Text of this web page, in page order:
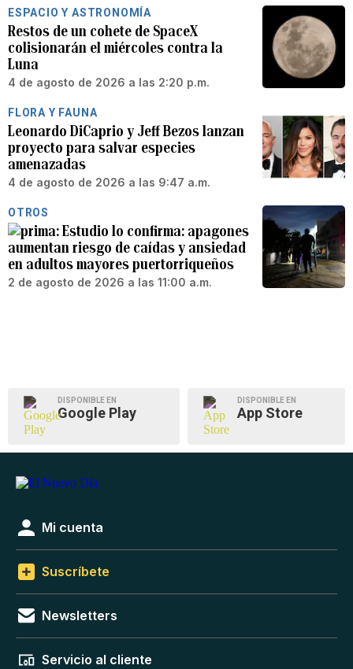
ESPACIO Y ASTRONOMÍA
Restos de un cohete de SpaceX
colisionarán el miércoles contra la
Luna
4 de agosto de 2026 a las 2:20 p.m.
FLORA Y FAUNA
Leonardo DiCaprio y Jeff Bezos lanzan
proyecto para salvar especies
amenazadas
4 de agosto de 2026 a las 9:47 a.m.
OTROS
Estudio lo confirma: apagones
aumentan riesgo de caídas y ansiedad
en adultos mayores puertorriqueños
2 de agosto de 2026 a las 11:00 a.m.
DISPONIBLE EN
Google Play
DISPONIBLE EN
App Store
Mi cuenta
Suscríbete
Newsletters
Servicio al cliente